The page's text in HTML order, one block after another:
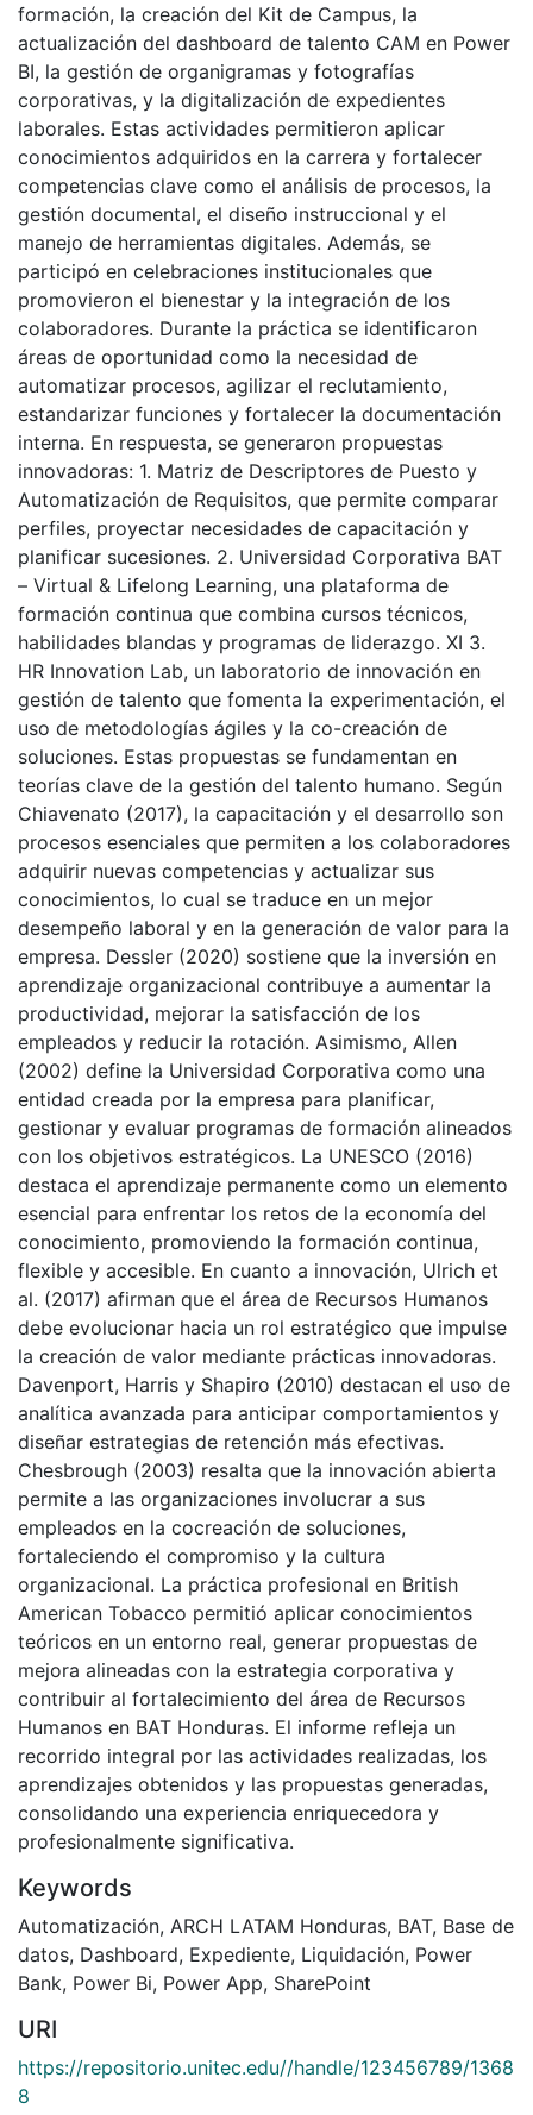
formación, la creación del Kit de Campus, la
actualización del dashboard de talento CAM en Power
BI, la gestión de organigramas y fotografías
corporativas, y la digitalización de expedientes
laborales. Estas actividades permitieron aplicar
conocimientos adquiridos en la carrera y fortalecer
competencias clave como el análisis de procesos, la
gestión documental, el diseño instruccional y el
manejo de herramientas digitales. Además, se
participó en celebraciones institucionales que
promovieron el bienestar y la integración de los
colaboradores. Durante la práctica se identificaron
áreas de oportunidad como la necesidad de
automatizar procesos, agilizar el reclutamiento,
estandarizar funciones y fortalecer la documentación
interna. En respuesta, se generaron propuestas
innovadoras: 1. Matriz de Descriptores de Puesto y
Automatización de Requisitos, que permite comparar
perfiles, proyectar necesidades de capacitación y
planificar sucesiones. 2. Universidad Corporativa BAT
– Virtual & Lifelong Learning, una plataforma de
formación continua que combina cursos técnicos,
habilidades blandas y programas de liderazgo. XI 3.
HR Innovation Lab, un laboratorio de innovación en
gestión de talento que fomenta la experimentación, el
uso de metodologías ágiles y la co-creación de
soluciones. Estas propuestas se fundamentan en
teorías clave de la gestión del talento humano. Según
Chiavenato (2017), la capacitación y el desarrollo son
procesos esenciales que permiten a los colaboradores
adquirir nuevas competencias y actualizar sus
conocimientos, lo cual se traduce en un mejor
desempeño laboral y en la generación de valor para la
empresa. Dessler (2020) sostiene que la inversión en
aprendizaje organizacional contribuye a aumentar la
productividad, mejorar la satisfacción de los
empleados y reducir la rotación. Asimismo, Allen
(2002) define la Universidad Corporativa como una
entidad creada por la empresa para planificar,
gestionar y evaluar programas de formación alineados
con los objetivos estratégicos. La UNESCO (2016)
destaca el aprendizaje permanente como un elemento
esencial para enfrentar los retos de la economía del
conocimiento, promoviendo la formación continua,
flexible y accesible. En cuanto a innovación, Ulrich et
al. (2017) afirman que el área de Recursos Humanos
debe evolucionar hacia un rol estratégico que impulse
la creación de valor mediante prácticas innovadoras.
Davenport, Harris y Shapiro (2010) destacan el uso de
analítica avanzada para anticipar comportamientos y
diseñar estrategias de retención más efectivas.
Chesbrough (2003) resalta que la innovación abierta
permite a las organizaciones involucrar a sus
empleados en la cocreación de soluciones,
fortaleciendo el compromiso y la cultura
organizacional. La práctica profesional en British
American Tobacco permitió aplicar conocimientos
teóricos en un entorno real, generar propuestas de
mejora alineadas con la estrategia corporativa y
contribuir al fortalecimiento del área de Recursos
Humanos en BAT Honduras. El informe refleja un
recorrido integral por las actividades realizadas, los
aprendizajes obtenidos y las propuestas generadas,
consolidando una experiencia enriquecedora y
profesionalmente significativa.
Keywords
Automatización, ARCH LATAM Honduras, BAT, Base de
datos, Dashboard, Expediente, Liquidación, Power
Bank, Power Bi, Power App, SharePoint
URI
https://repositorio.unitec.edu//handle/123456789/1368
8